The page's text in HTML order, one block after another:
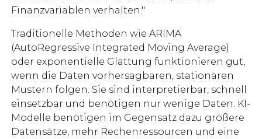
Finanzvariablen verhalten."
Traditionelle Methoden wie ARIMA
(AutoRegressive Integrated Moving Average)
oder exponentielle Glättung funktionieren gut,
wenn die Daten vorhersagbaren, stationären
Mustern folgen. Sie sind interpretierbar, schnell
einsetzbar und benötigen nur wenige Daten. KI-
Modelle benötigen im Gegensatz dazu größere
Datensätze, mehr Rechenressourcen und eine